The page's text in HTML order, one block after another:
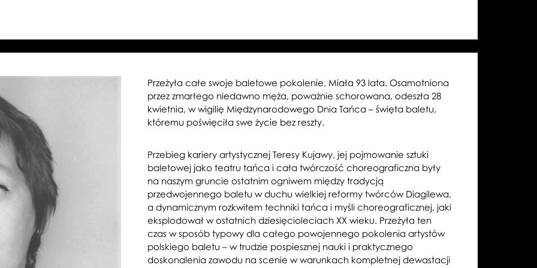
Przeżyła całe swoje baletowe pokolenie. Miała 93 lata. Osamotniona
przez zmarłego niedawno męża, poważnie schorowana, odeszła 28
kwietnia, w wigilię Międzynarodowego Dnia Tańca – święta baletu,
któremu poświęciła swe życie bez reszty.
Przebieg kariery artystycznej Teresy Kujawy, jej pojmowanie sztuki
baletowej jako teatru tańca i cała twórczość choreograficzna były
na naszym gruncie ostatnim ogniwem między tradycją
przedwojennego baletu w duchu wielkiej reformy twórców Diagilewa,
a dynamicznym rozkwitem techniki tańca i myśli choreograficznej, jaki
eksplodował w ostatnich dziesięcioleciach XX wieku. Przeżyła ten
czas w sposób typowy dla całego powojennego pokolenia artystów
polskiego baletu – w trudzie pospiesznej nauki i praktycznego
doskonalenia zawodu na scenie w warunkach kompletnej dewastacji